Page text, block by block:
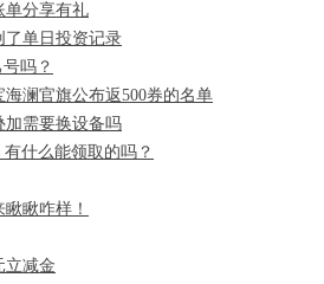
单分享有礼
了单日投资记录
吗？
澜官旗公布返500券的名单
加需要换设备吗
什么能领取的吗？
瞅咋样！
立减金